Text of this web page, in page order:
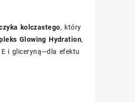
kolczastego, który
Glowing Hydration,
i gliceryną—dla efektu